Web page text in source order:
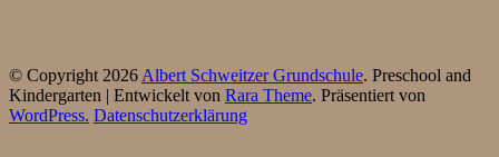
© Copyright 2026 Albert Schweitzer Grundschule. Preschool and
Kindergarten | Entwickelt von Rara Theme. Präsentiert von
WordPress. Datenschutzerklärung